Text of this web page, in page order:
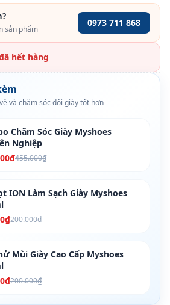
sản phẩm
0973 711 868
hết hàng
và chăm sóc đôi giày tốt hơn
Chăm Sóc Giày Myshoes
Nghiệp
455.000₫
ION Làm Sạch Giày Myshoes
200.000₫
Mùi Giày Cao Cấp Myshoes
200.000₫